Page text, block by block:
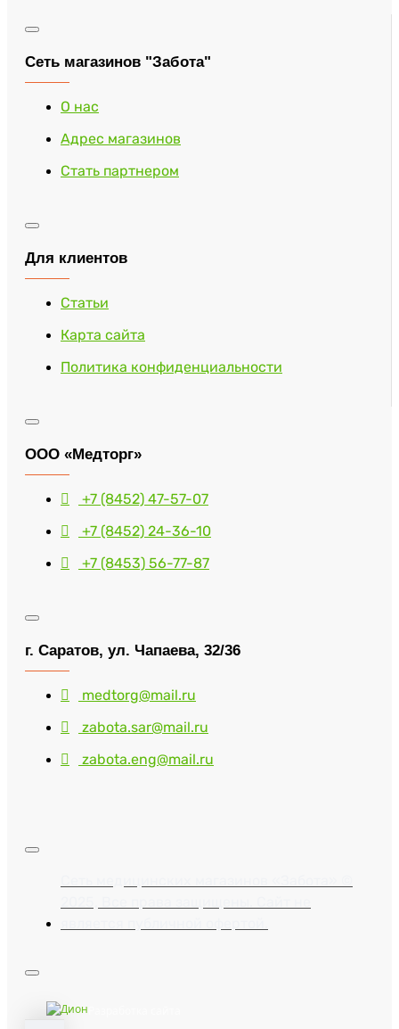
Сеть магазинов "Забота"
О нас
Адрес магазинов
Стать партнером
Для клиентов
Статьи
Карта сайта
Политика конфиденциальности
ООО «Медторг»
+7 (8452) 47-57-07
+7 (8452) 24-36-10
+7 (8453) 56-77-87
г. Саратов, ул. Чапаева, 32/36
medtorg@mail.ru
zabota.sar@mail.ru
zabota.eng@mail.ru